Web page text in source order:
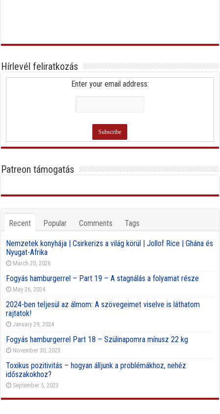
Hírlevél feliratkozás
Enter your email address:
Patreon támogatás
Recent Popular Comments Tags
Nemzetek konyhája | Csirkerizs a világ körül | Jollof Rice | Ghána és
Nyugat-Afrika
March 20, 2026
Fogyás hamburgerrel – Part 19 – A stagnálás a folyamat része
May 26, 2024
2024-ben teljesül az álmom: A szövegeimet viselve is láthatom
rajtatok!
January 29, 2024
Fogyás hamburgerrel Part 18 – Szülinapomra mínusz 22 kg
November 30, 2023
Toxikus pozitivitás – hogyan álljunk a problémákhoz, nehéz
időszakokhoz?
September 5, 2023